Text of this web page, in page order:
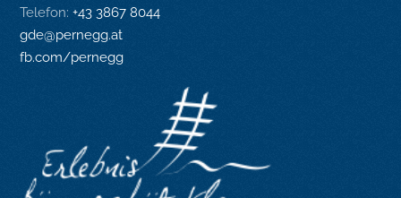
Telefon:+43 3867 8044
gde@pernegg.at
fb.com/pernegg